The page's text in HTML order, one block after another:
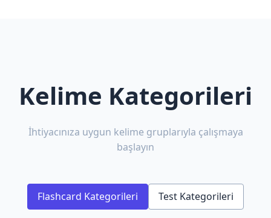
Kelime Kategorileri
İhtiyacınıza uygun kelime gruplarıyla çalışmaya
başlayın
Flashcard Kategorileri Test Kategorileri